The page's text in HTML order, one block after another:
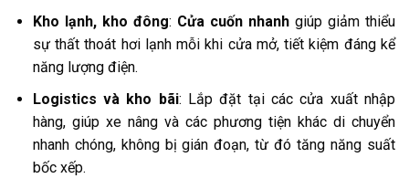
Kho lạnh, kho đông: Cửa cuốn nhanhgiúp giảm thiểu
sự thất thoát hơi lạnh mỗi khi cửa mở, tiết kiệm đáng kể
năng lượng điện.
Logistics và kho bãi: Lắp đặt tại các cửa xuất nhập
hàng, giúp xe nâng và các phương tiện khác di chuyển
nhanh chóng, không bị gián đoạn, từ đó tăng năng suất
bốc xếp.